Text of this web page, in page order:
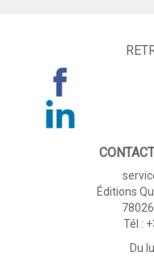
Éditions
Tél :
Du